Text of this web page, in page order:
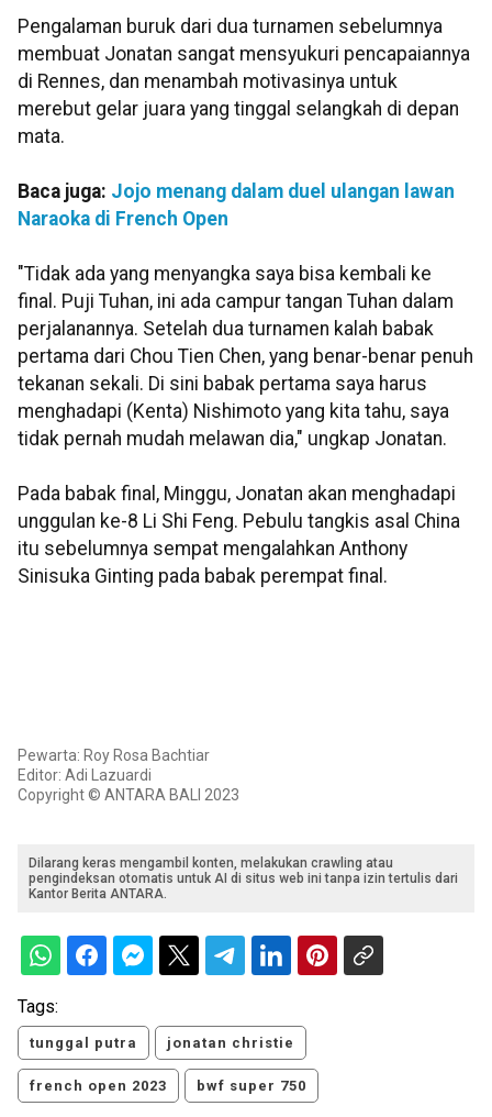
Pengalaman buruk dari dua turnamen sebelumnya
membuat Jonatan sangat mensyukuri pencapaiannya
di Rennes, dan menambah motivasinya untuk
merebut gelar juara yang tinggal selangkah di depan
mata.
Baca juga: Jojo menang dalam duel ulangan lawan
Naraoka di French Open
"Tidak ada yang menyangka saya bisa kembali ke
final. Puji Tuhan, ini ada campur tangan Tuhan dalam
perjalanannya. Setelah dua turnamen kalah babak
pertama dari Chou Tien Chen, yang benar-benar penuh
tekanan sekali. Di sini babak pertama saya harus
menghadapi (Kenta) Nishimoto yang kita tahu, saya
tidak pernah mudah melawan dia," ungkap Jonatan.
Pada babak final, Minggu, Jonatan akan menghadapi
unggulan ke-8 Li Shi Feng. Pebulu tangkis asal China
itu sebelumnya sempat mengalahkan Anthony
Sinisuka Ginting pada babak perempat final.
Pewarta: Roy Rosa Bachtiar
Editor: Adi Lazuardi
Copyright © ANTARA BALI 2023
Dilarang keras mengambil konten, melakukan crawling atau
pengindeksan otomatis untuk AI di situs web ini tanpa izin tertulis dari
Kantor Berita ANTARA.
Tags:
tunggal putra jonatan christie
french open 2023 bwf super 750